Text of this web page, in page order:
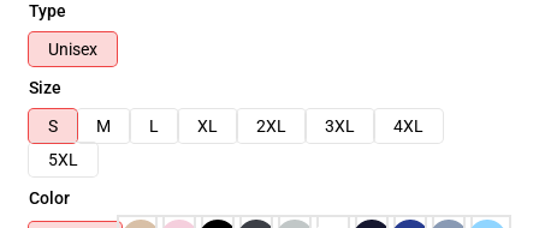
Type
Unisex
Size
S
M L XL 2XL 3XL
4XL
5XL
Color